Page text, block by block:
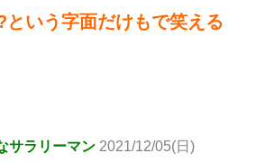
という字面だけもで笑える
サラリーマン 2021/12/05(日)